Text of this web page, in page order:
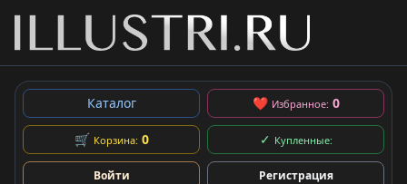
Каталог ❤ Избранное: 0
🛒 Корзина: 0 ✓ Купленные:
Войти Регистрация